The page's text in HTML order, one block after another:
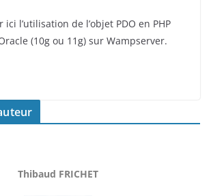
l’utilisation de l’objet PDO en PHP
(10g ou 11g) sur Wampserver.
Thibaud FRICHET